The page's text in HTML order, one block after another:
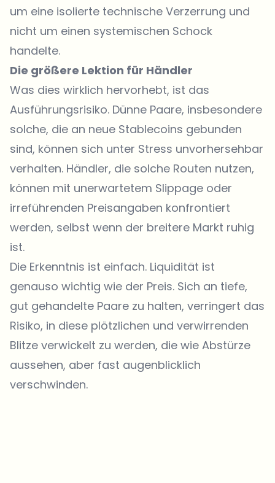
um eine isolierte technische Verzerrung und
nicht um einen systemischen Schock
handelte.
Die größere Lektion für Händler
Was dies wirklich hervorhebt, ist das
Ausführungsrisiko. Dünne Paare, insbesondere
solche, die an neue Stablecoins gebunden
sind, können sich unter Stress unvorhersehbar
verhalten. Händler, die solche Routen nutzen,
können mit unerwartetem Slippage oder
irreführenden Preisangaben konfrontiert
werden, selbst wenn der breitere Markt ruhig
ist.
Die Erkenntnis ist einfach. Liquidität ist
genauso wichtig wie der Preis. Sich an tiefe,
gut gehandelte Paare zu halten, verringert das
Risiko, in diese plötzlichen und verwirrenden
Blitze verwickelt zu werden, die wie Abstürze
aussehen, aber fast augenblicklich
verschwinden.